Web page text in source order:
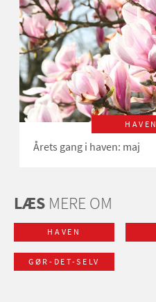
HAVEN
Årets gang i haven: maj
LÆS MERE OM
HAVEN
GØR-DET-SELV